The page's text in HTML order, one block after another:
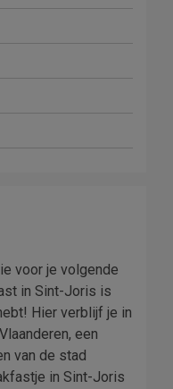
voor je volgende
in Sint-Joris is
Hier verblijf je in
een
van de stad
in Sint-Joris